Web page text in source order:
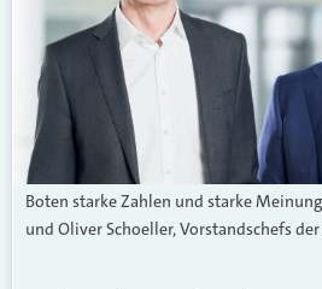
Boten starke Zahlen und starke
und Oliver Schoeller, Vorstandschefs